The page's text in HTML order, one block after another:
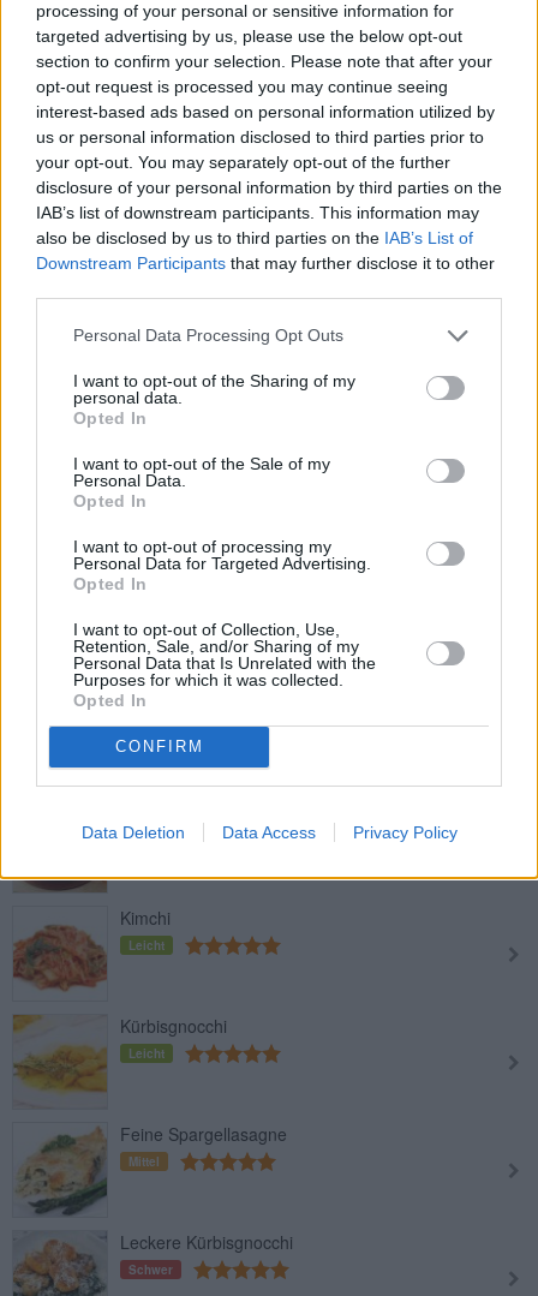
processing of your personal or sensitive information for
targeted advertising by us, please use the below opt-out
section to confirm your selection. Please note that after your
opt-out request is processed you may continue seeing
interest-based ads based on personal information utilized by
us or personal information disclosed to third parties prior to
your opt-out. You may separately opt-out of the further
disclosure of your personal information by third parties on the
IAB’s list of downstream participants. This information may
also be disclosed by us to third parties on the IAB’s List of
Downstream Participants that may further disclose it to other
Personal Data Processing Opt Outs
I want to opt-out of the Sharing of my
personal data.
Opted In
I want to opt-out of the Sale of my
Personal Data.
Opted In
I want to opt-out of processing my
Personal Data for Targeted Advertising.
Opted In
I want to opt-out of Collection, Use,
Retention, Sale, and/or Sharing of my
Personal Data that Is Unrelated with the
Purposes for which it was collected.
Opted In
CONFIRM
Data Deletion Data Access Privacy Policy
Miesmuscheln in cremiger Sauce
Mittel
Eingelegte Zucchini
Leicht
Veganer Quinoa-Burger
21 42 62
Weitere passende Kategorien
Top-Kategorierezepte
Gemüsereis
Leicht
Kalte Gemüsesuppe (Gazpacho)
Leicht
Leicht
Kimchi
Leicht
Kürbisgnocchi
Leicht
Feine Spargellasagne
Mittel
Leckere Kürbisgnocchi
Schwer